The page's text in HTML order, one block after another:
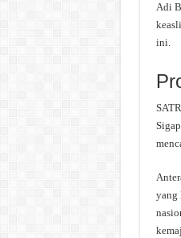
Adi
ini.
yang